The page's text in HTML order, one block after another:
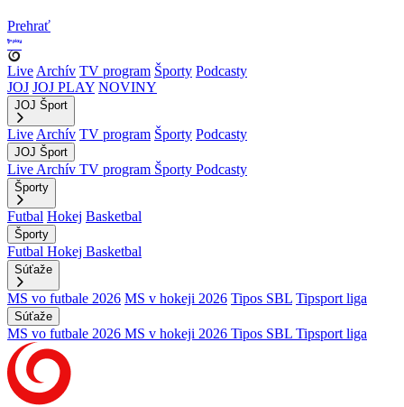
Prehrať
Live Archív TV program Športy Podcasty
JOJ JOJ PLAY NOVINY
JOJ Šport
Live Archív TV program Športy Podcasty
JOJ Šport
Live Archív TV program Športy Podcasty
Športy
Futbal Hokej Basketbal
Športy
Futbal Hokej Basketbal
Súťaže
MS vo futbale 2026 MS v hokeji 2026 Tipos SBL Tipsport liga
Súťaže
MS vo futbale 2026 MS v hokeji 2026 Tipos SBL Tipsport liga